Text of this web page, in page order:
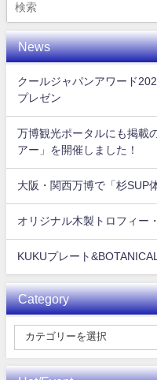
News
クールジャパンアワード
プレゼン
万博観光ポータルにも掲載
アー」を開催しました！
大阪・関西万博で「杉SUP
オリジナル木製トロフィー
KUKUプレート
Category